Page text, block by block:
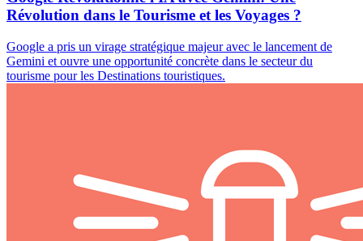
Révolution dans le Tourisme et les Voyages ?
Google a pris un virage stratégique majeur avec le lancement de
Gemini et ouvre une opportunité concrète dans le secteur du
tourisme pour les Destinations touristiques.